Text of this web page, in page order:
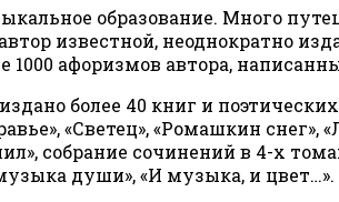
образование. Много
известной, неоднократно
афоризмов автора,
более 40 книг и
«Светец», «Ромашкин
собрание сочинений в 4-х
души», «И музыка, и цвет…».